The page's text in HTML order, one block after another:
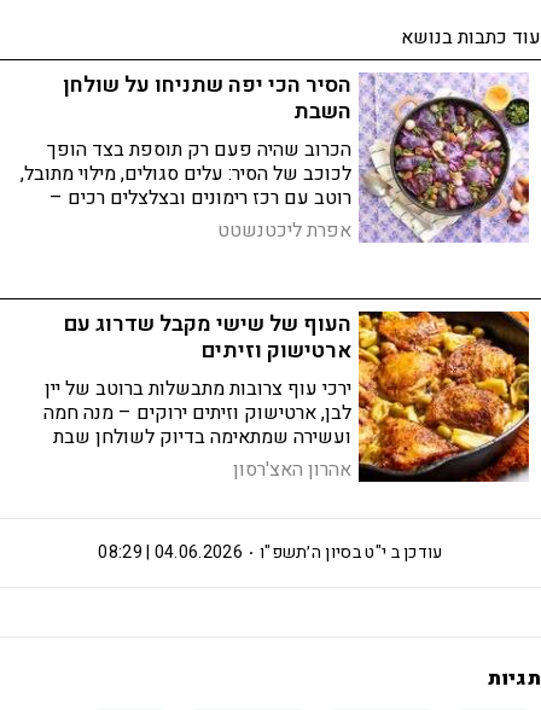
עוד כתבות בנושא
הסיר הכי יפה שתניחו על שולחן
השבת
הכרוב שהיה פעם רק תוספת בצד הופך
לכוכב של הסיר: עלים סגולים, מילוי מתובל,
רוטב עם רכז רימונים ובצלצלים רכים –
ומתכון אחד שמוכיח שכרוב ממולא יכול
להיות גם מרשים, גם מנחם וגם פשוט
אפרת ליכטנשטט
העוף של שישי מקבל שדרוג עם
ארטישוק וזיתים
ירכי עוף צרובות מתבשלות ברוטב של יין
לבן, ארטישוק וזיתים ירוקים – מנה חמה
ועשירה שמתאימה בדיוק לשולחן שבת
אהרון האצ'רסון
י"ט בסיון ה׳תשפ"ו 04.06.2026 | 08:29 עודכן ב
תגיות